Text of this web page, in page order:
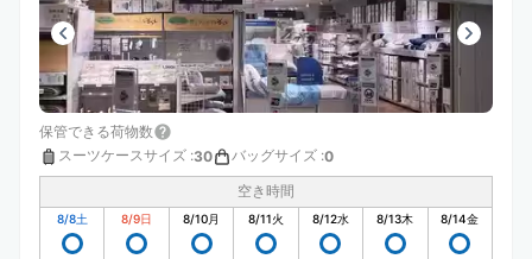
保管できる荷物数
スーツケースサイズ :30 バッグサイズ :0
空き時間
8/8土 8/9日 8/10月 8/11火 8/12水 8/13木 8/14金